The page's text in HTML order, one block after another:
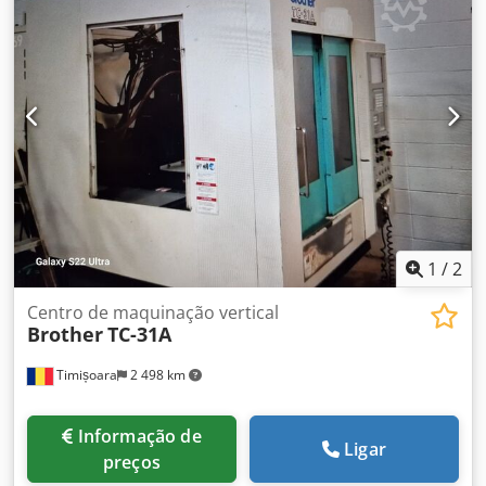
Y: 400 mm Eixo Z: 415 mm Mesa de trabalho Mesa de
trabalho: 550 x 400 mm Capacidade de carga da mesa: 200
kg Crsdpfsxnwvpjx Ak Esf Spindle Velocidade máxima do
spindle: 12.000 rpm DETALHES DA MÁQUINA Número de
eixos: 5 Peso: 4.600 kg Dados elétricos Alimentação: 220 V,
3 fases Frequência: 50/60 Hz Potência nominal: 16,0 kVA
Potência máxima: 32,0 kVA EQUIPAMENTO 2 paletes
1 /2
Timișoara 2 498 km
Centro de maquinação vertical
BrotherTC-31A
preços
Ligar